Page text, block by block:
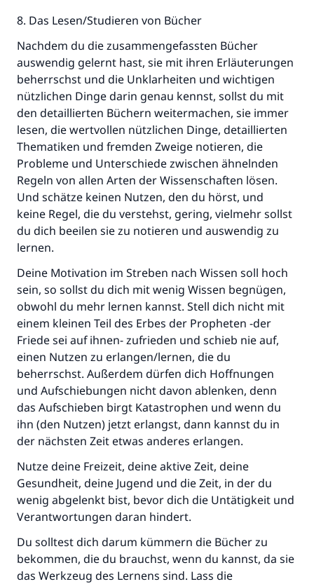
8. Das Lesen/Studieren von Bücher
Nachdem du die zusammengefassten Bücher
auswendig gelernt hast, sie mit ihren Erläuterungen
beherrschst und die Unklarheiten und wichtigen
nützlichen Dinge darin genau kennst, sollst du mit
den detaillierten Büchern weitermachen, sie immer
lesen, die wertvollen nützlichen Dinge, detaillierten
Thematiken und fremden Zweige notieren, die
Probleme und Unterschiede zwischen ähnelnden
Regeln von allen Arten der Wissenschaften lösen.
Und schätze keinen Nutzen, den du hörst, und
keine Regel, die du verstehst, gering, vielmehr sollst
du dich beeilen sie zu notieren und auswendig zu
lernen.
Deine Motivation im Streben nach Wissen soll hoch
sein, so sollst du dich mit wenig Wissen begnügen,
obwohl du mehr lernen kannst. Stell dich nicht mit
einem kleinen Teil des Erbes der Propheten -der
Friede sei auf ihnen- zufrieden und schieb nie auf,
einen Nutzen zu erlangen/lernen, die du
beherrschst. Außerdem dürfen dich Hoffnungen
und Aufschiebungen nicht davon ablenken, denn
das Aufschieben birgt Katastrophen und wenn du
ihn (den Nutzen) jetzt erlangst, dann kannst du in
der nächsten Zeit etwas anderes erlangen.
Nutze deine Freizeit, deine aktive Zeit, deine
Gesundheit, deine Jugend und die Zeit, in der du
wenig abgelenkt bist, bevor dich die Untätigkeit und
Verantwortungen daran hindert.
Du solltest dich darum kümmern die Bücher zu
bekommen, die du brauchst, wenn du kannst, da sie
das Werkzeug des Lernens sind. Lass die